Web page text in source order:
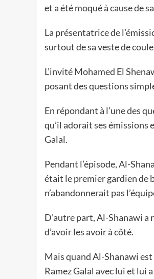
et a été moqué à cause de
La présentatrice de
surtout de sa veste de
L’invité Mohamed El
posant des questions
En répondant à l’une des
qu’il adorait ses émissions
Galal.
Pendant l’épisode, Al-
était le premier gardien de
n’abandonnerait pas
D’autre part, Al-Shanawi a
d’avoir les avoir à côté.
Mais quand Al-Shanawi
Ramez Galal avec lui et lui